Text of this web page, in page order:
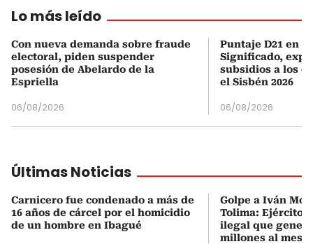
Lo más leído
Con nueva demanda sobre fraude
electoral, piden suspender
posesión de Abelardo de la
Espriella
06/08/2026
Puntaje D21 en
Significado,
subsidios a los
el Sisbén 2026
06/08/2026
Últimas Noticias
Carnicero fue condenado a más de
16 años de cárcel por el homicidio
de un hombre en Ibagué
Golpe a Iván
Tolima: Ejército
ilegal que
millones al mes